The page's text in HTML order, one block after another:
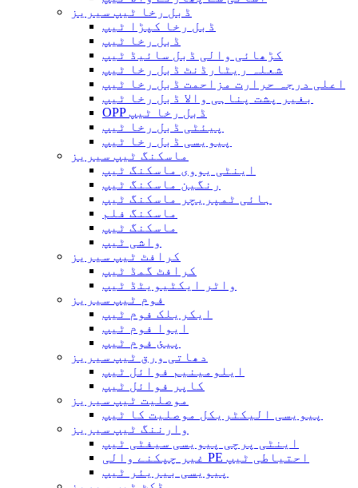
ڈبل رخا ٹیپ سیریز
ڈبل رخا کپڑا ٹیپ
ڈبل رخا ٹیپ
کڑھائی والی ڈبل سائیڈ ٹیپ
شعلہ ریٹارڈنٹ ڈبل رخا ٹیپ
اعلی درجہ حرارت مزاحمت ڈبل رخا ٹیپ
بغیر پشت پناہی والا ڈبل ​​رخا ٹیپ
OPP ڈبل رخا ٹیپ
پیئٹی ڈبل رخا ٹیپ
پیویسی ڈبل رخا ٹیپ
ماسکنگ ٹیپ سیریز
اینٹی یووی ماسکنگ ٹیپ
رنگین ماسکنگ ٹیپ
ہائی ٹمپریچر ماسکنگ ٹیپ
ماسکنگ فلم
ماسکنگ ٹیپ
واشی ٹیپ
کرافٹ ٹیپ سیریز
کرافٹ گمڈ ٹیپ
واٹر ایکٹیویٹڈ ٹیپ
فوم ٹیپ سیریز
ایکریلک فوم ٹیپ
ایوا فوم ٹیپ
پیئ فوم ٹیپ
دھاتی ورق ٹیپ سیریز
ایلومینیم فوائل ٹیپ
کاپر فوائل ٹیپ
موصلیت ٹیپ سیریز
پیویسی الیکٹریکل موصلیت کا ٹیپ
وارننگ ٹیپ سیریز
اینٹی پرچی پیویسی سیفٹی ٹیپ
غیر چپکنے والی PE احتیاطی ٹیپ
پیویسی بیریئر ٹیپ